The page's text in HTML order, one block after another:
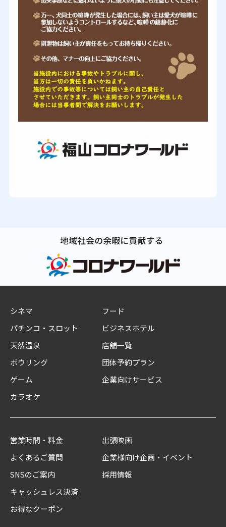
シネマ
パチンコ・スロット
天然温泉
ボウリング
ゲーム
カラオケ
フード
ビジネスホテル
店舗一覧
団体予約プラン
企業向けサービス
営業時間・料金
よくあるご質問
SNSのご案内
キャッシュレス決済
お得なクーポン
出張映画
企業様向け企画・イベント
採用情報